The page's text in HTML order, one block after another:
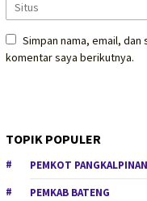
Simpan nama, email,
komentar saya berikutnya.
TOPIK POPULER
PEMKOT
PEMKAB BATENG